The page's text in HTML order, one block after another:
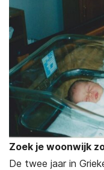
Zoek je woonwijk
De twee jaar in